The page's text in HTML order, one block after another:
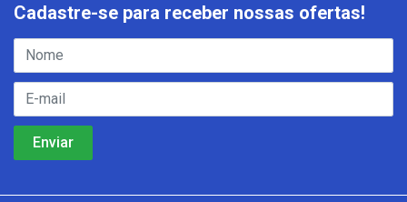
Cadastre-se para receber nossas ofertas!